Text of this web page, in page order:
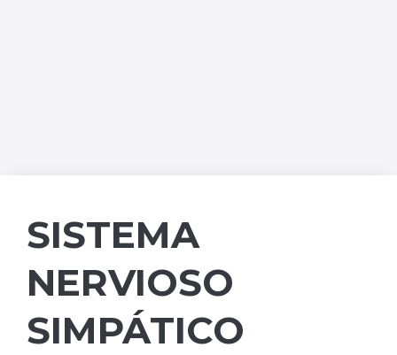
SISTEMA
NERVIOSO
SIMPÁTICO